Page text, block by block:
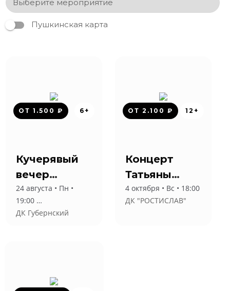
Пушкинская карта
ОТ 1.500 ₽ 6+
Кучерявый
вечер
Александра
Бардина
24 августа • Пн •
19:00
ДК Губернский
ОТ 2.100 ₽ 12+
Концерт
Татьяны
Булановой
4 октября • Вс • 18:00
ДК "РОСТИСЛАВ"